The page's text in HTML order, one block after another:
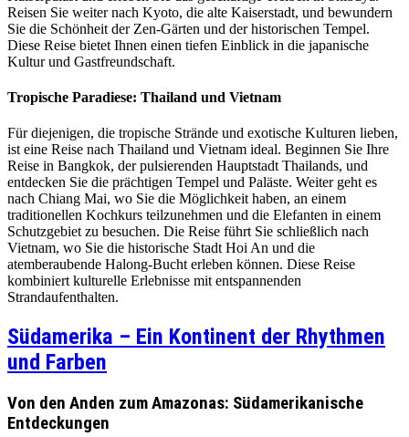
Reisen Sie weiter nach Kyoto, die alte Kaiserstadt, und bewundern
Sie die Schönheit der Zen-Gärten und der historischen Tempel.
Diese Reise bietet Ihnen einen tiefen Einblick in die japanische
Kultur und Gastfreundschaft.
Tropische Paradiese: Thailand und Vietnam
Für diejenigen, die tropische Strände und exotische Kulturen lieben,
ist eine Reise nach Thailand und Vietnam ideal. Beginnen Sie Ihre
Reise in Bangkok, der pulsierenden Hauptstadt Thailands, und
entdecken Sie die prächtigen Tempel und Paläste. Weiter geht es
nach Chiang Mai, wo Sie die Möglichkeit haben, an einem
traditionellen Kochkurs teilzunehmen und die Elefanten in einem
Schutzgebiet zu besuchen. Die Reise führt Sie schließlich nach
Vietnam, wo Sie die historische Stadt Hoi An und die
atemberaubende Halong-Bucht erleben können. Diese Reise
kombiniert kulturelle Erlebnisse mit entspannenden
Strandaufenthalten.
Südamerika – Ein Kontinent der Rhythmen
und Farben
Von den Anden zum Amazonas: Südamerikanische
Entdeckungen